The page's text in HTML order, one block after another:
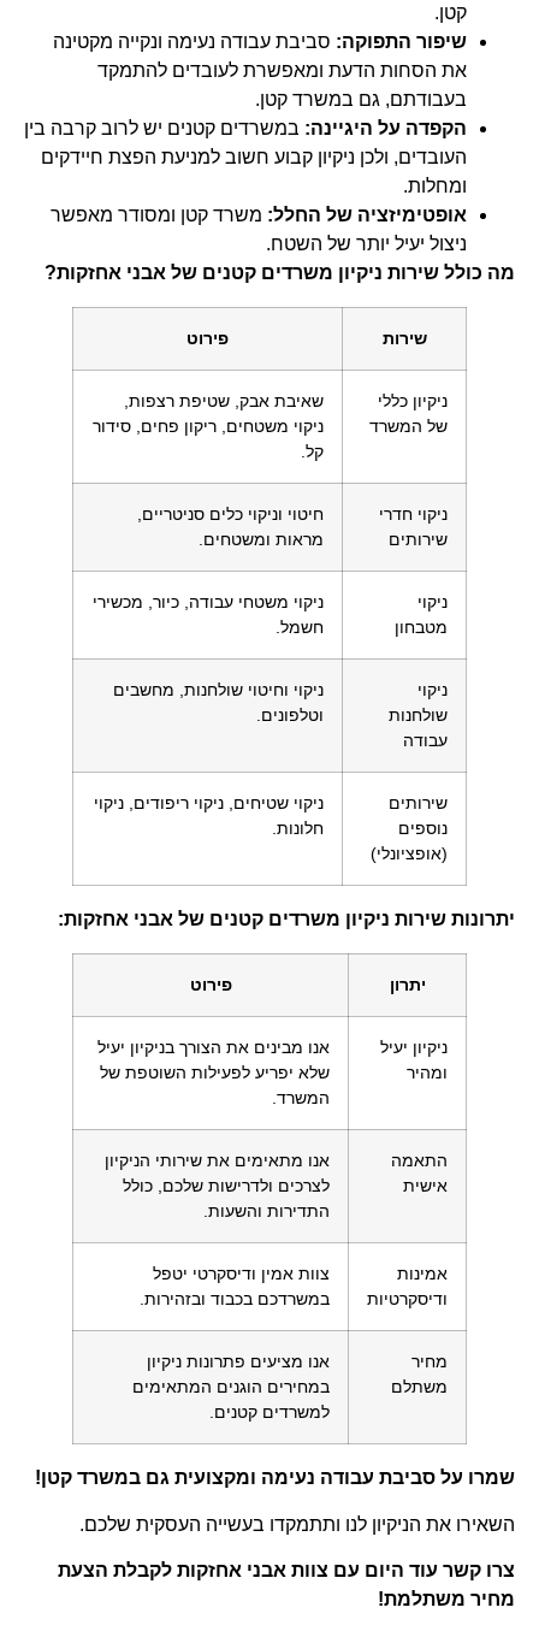
קטן.
שיפור התפוקה: סביבת עבודה נעימה ונקייה מקטינה
את הסחות הדעת ומאפשרת לעובדים להתמקד
בעבודתם, גם במשרד קטן.
הקפדה על היגיינה: במשרדים קטנים יש לרוב קרבה בין
העובדים, ולכן ניקיון קבוע חשוב למניעת הפצת חיידקים
ומחלות.
אופטימיזציה של החלל: משרד קטן ומסודר מאפשר
ניצול יעיל יותר של השטח.
מה כולל שירות ניקיון משרדים קטנים של אבני אחזקות?
שירות פירוט
ניקיון כללי
של המשרד
שאיבת אבק, שטיפת רצפות,
ניקוי משטחים, ריקון פחים, סידור
קל.
ניקוי חדרי
שירותים
חיטוי וניקוי כלים סניטריים,
מראות ומשטחים.
ניקוי
מטבחון
ניקוי משטחי עבודה, כיור, מכשירי
חשמל.
ניקוי
שולחנות
עבודה
ניקוי וחיטוי שולחנות, מחשבים
וטלפונים.
שירותים
נוספים
(אופציונלי)
ניקוי שטיחים, ניקוי ריפודים, ניקוי
חלונות.
יתרונות שירות ניקיון משרדים קטנים של אבני אחזקות:
יתרון פירוט
ניקיון יעיל
ומהיר
אנו מבינים את הצורך בניקיון יעיל
שלא יפריע לפעילות השוטפת של
המשרד.
התאמה
אישית
אנו מתאימים את שירותי הניקיון
לצרכים ולדרישות שלכם, כולל
התדירות והשעות.
אמינות
ודיסקרטיות
צוות אמין ודיסקרטי יטפל
במשרדכם בכבוד ובזהירות.
מחיר
משתלם
אנו מציעים פתרונות ניקיון
במחירים הוגנים המתאימים
למשרדים קטנים.
שמרו על סביבת עבודה נעימה ומקצועית גם במשרד קטן!
השאירו את הניקיון לנו ותתמקדו בעשייה העסקית שלכם.
צרו קשר עוד היום עם צוות אבני אחזקות לקבלת הצעת
מחיר משתלמת!